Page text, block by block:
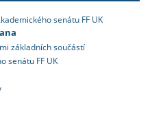
senátu FF UK
základních součástí
senátu FF UK